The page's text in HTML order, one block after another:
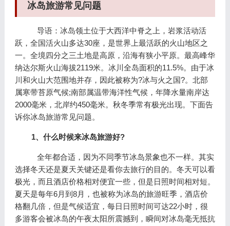
冰岛旅游常见问题
导语：冰岛领土位于大西洋中脊之上，岩浆活动活
跃，全国活火山多达30座，是世界上最活跃的火山地区之
一。全境四分之三土地是高原，沿海有狭小平原。最高峰华
纳达尔斯火山海拔2119米。冰川全岛面积的11.5%。由于冰
川和火山大范围地并存，因此被称为?冰与火之国?。北部
属寒带苔原气候;南部属温带海洋性气候，年降水量南岸达
2000毫米，北岸约450毫米。秋冬季常有极光出现。下面告
诉你冰岛旅游常见问题。
1、什么时候来冰岛旅游好?
全年都合适，因为不同季节冰岛景象也不一样。其实
选择冬天还是夏天关键还是看你去旅行的目的。冬天可以看
极光，而且酒店价格相对便宜一些，但是日照时间相对短。
夏天是每年6月到8月，也被称为冰岛的旅游旺季，酒店价
格翻几倍，但是气候适宜，每日日照时间可达22小时，很
多游客会被冰岛的午夜太阳所震撼到，瞬间对冰岛毫无抵抗